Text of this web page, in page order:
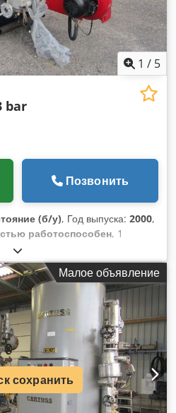
1 / 5
bar
Позвонить
(б/у), Год выпуска: 2000,
работоспособен, 1
LOOS
Площадь нагрева прибл.:
1250 кг/ч Рабочее давление:
давление: 23,4 бар
уровне воды прибл.: 993 л
уровне воды прибл.: 1365 л
постройки: 2000 Оснащен
типа G7/1-D, ZMD, 300-1750
газа, шкафом управления,
и имеющимися грубыми и
Малое объявление
сохранить